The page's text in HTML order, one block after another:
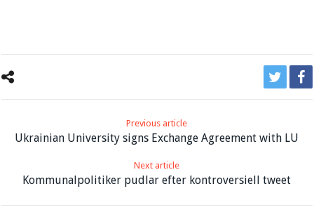
Previous article
Ukrainian University signs Exchange Agreement with LU
Next article
Kommunalpolitiker pudlar efter kontroversiell tweet